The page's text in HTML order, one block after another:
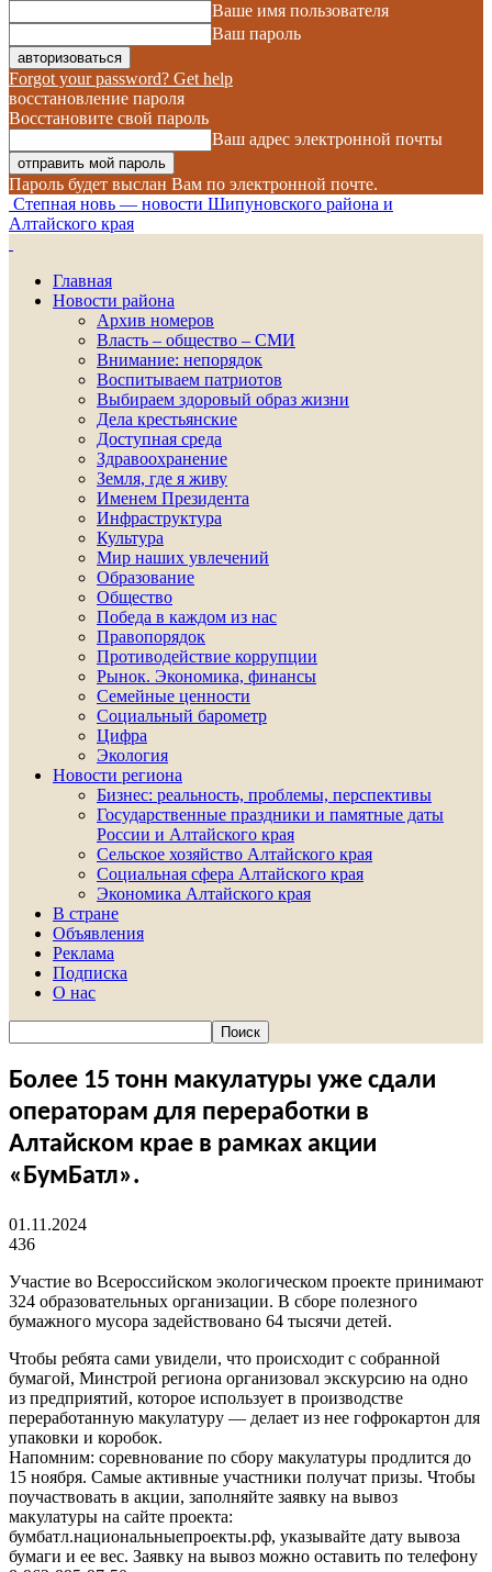
Ваше имя пользователя
Ваш пароль
Forgot your password? Get help
восстановление пароля
Восстановите свой пароль
Ваш адрес электронной почты
Пароль будет выслан Вам по электронной почте.
Степная новь — новости Шипуновского района и
Алтайского края
Главная
Новости района
Архив номеров
Власть – общество – СМИ
Внимание: непорядок
Воспитываем патриотов
Выбираем здоровый образ жизни
Дела крестьянские
Доступная среда
Здравоохранение
Земля, где я живу
Именем Президента
Инфраструктура
Культура
Мир наших увлечений
Образование
Общество
Победа в каждом из нас
Правопорядок
Противодействие коррупции
Рынок. Экономика, финансы
Семейные ценности
Социальный барометр
Цифра
Экология
Новости региона
Бизнес: реальность, проблемы, перспективы
Государственные праздники и памятные даты
России и Алтайского края
Сельское хозяйство Алтайского края
Социальная сфера Алтайского края
Экономика Алтайского края
В стране
Объявления
Реклама
Подписка
О нас
Более 15 тонн макулатуры уже сдали
операторам для переработки в
Алтайском крае в рамках акции
«БумБатл».
01.11.2024
436
Участие во Всероссийском экологическом проекте принимают
324 образовательных организации. В сборе полезного
бумажного мусора задействовано 64 тысячи детей.
Чтобы ребята сами увидели, что происходит с собранной
бумагой, Минстрой региона организовал экскурсию на одно
из предприятий, которое использует в производстве
переработанную макулатуру — делает из нее гофрокартон для
упаковки и коробок.
Напомним: соревнование по сбору макулатуры продлится до
15 ноября. Самые активные участники получат призы. Чтобы
поучаствовать в акции, заполняйте заявку на вывоз
макулатуры на сайте проекта:
бумбатл.национальныепроекты.рф, указывайте дату вывоза
бумаги и ее вес. Заявку на вывоз можно оставить по телефону